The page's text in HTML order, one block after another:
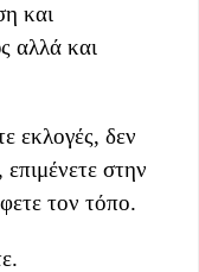
και
αλλά και
εκλογές, δεν
επιμένετε στην
τον τόπο.